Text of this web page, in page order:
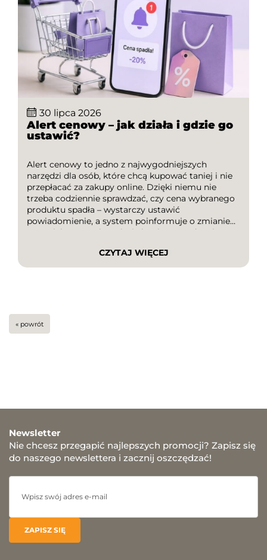
30 lipca 2026
Alert cenowy – jak działa i gdzie go
ustawić?
Alert cenowy to jedno z najwygodniejszych
narzędzi dla osób, które chcą kupować taniej i nie
przepłacać za zakupy online. Dzięki niemu nie
trzeba codziennie sprawdzać, czy cena wybranego
produktu spadła – wystarczy ustawić
powiadomienie, a system poinformuje o zmianie
wartości. To rozwiązanie świetnie sprawdza się
sezonowych wyprzedaży czy polowania na
najlepsze okazje. W tym artykule […]
CZYTAJ WIĘCEJ
« powrót
Newsletter
Nie chcesz przegapić najlepszych promocji? Zapisz się
do naszego newslettera i zacznij oszczędzać!